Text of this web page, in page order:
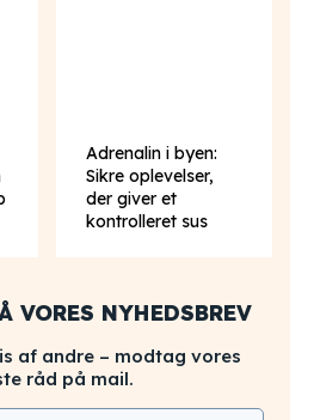
Adrenalin i byen:
Sikre oplevelser,
der giver et
kontrolleret sus
VORES NYHEDSBREV
af andre – modtag vores
råd på mail.